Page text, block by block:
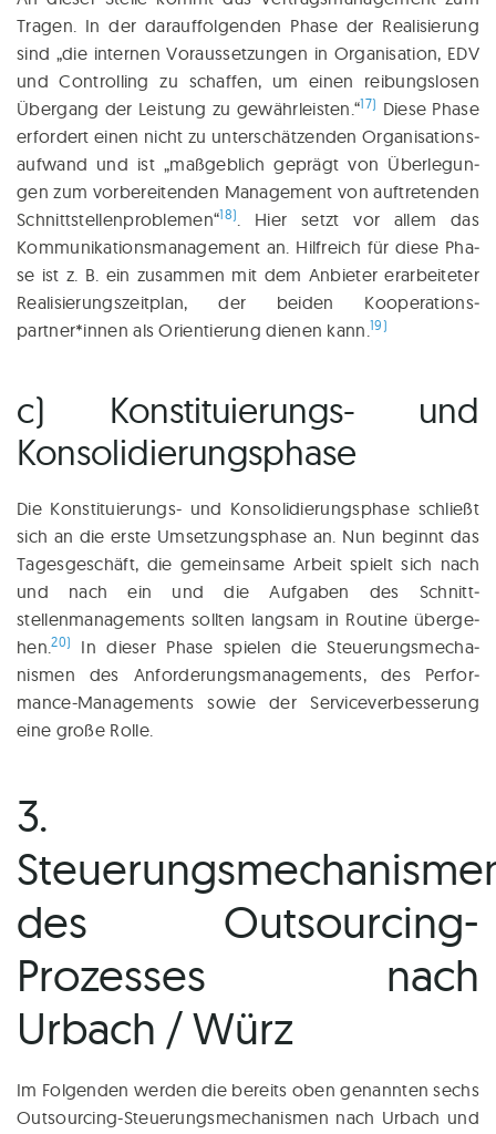
Tra­gen. In der dar­auf­fol­gen­den Pha­se der Rea­li­sie­rung
sind „die inter­nen Vorausset­zungen in Orga­ni­sa­ti­on, EDV
und Con­trol­ling zu schaf­fen, um einen rei­bungs­lo­sen
Über­gang der Leis­tung zu gewähr­leis­ten.“17) Die­se Pha­se
erfor­dert einen nicht zu unter­schät­zen­den Orga­ni­sa­ti­ons­
auf­wand und ist „maß­geb­lich geprägt von Über­le­gun­
gen zum vor­be­rei­ten­den Manage­ment von auf­tre­ten­den
Schnittstel­lenproblemen“18). Hier setzt vor allem das
Kom­mu­ni­ka­ti­ons­ma­nage­ment an. Hilf­reich für die­se Pha­
se ist z. B. ein zusam­men mit dem Anbie­ter erar­bei­te­ter
Rea­li­sie­rungs­zeit­plan, der bei­den Kooperations­
partner*innen als Ori­en­tie­rung die­nen kann.19)
c) Konstituierungs- und
Konsolidierungsphase
Die Kon­sti­tu­ie­rungs- und Kon­so­li­die­rungs­pha­se schließt
sich an die ers­te Umset­zungs­pha­se an. Nun be­ginnt das
Tages­ge­schäft, die gemein­sa­me Arbeit spielt sich nach
und nach ein und die Auf­ga­ben des Schnitt­
stellenmanagements soll­ten lang­sam in Rou­ti­ne über­ge­
hen.20)
In die­ser Pha­se spie­len die Steuerungsmecha­
nismen des Anfor­de­rungs­ma­nage­ments, des Per­for­
mance-Manage­ments sowie der Ser­vice­ver­bes­se­rung
eine gro­ße Rolle.
3.
des Outsourcing-
Prozesses nach
Urbach / Würz
Im Fol­gen­den wer­den die bereits oben genann­ten sechs
Out­sour­cing-Steue­rungs­me­cha­nis­men nach Ur­bach und